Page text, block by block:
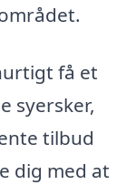
få et
syersker,
tilbud
dig med at